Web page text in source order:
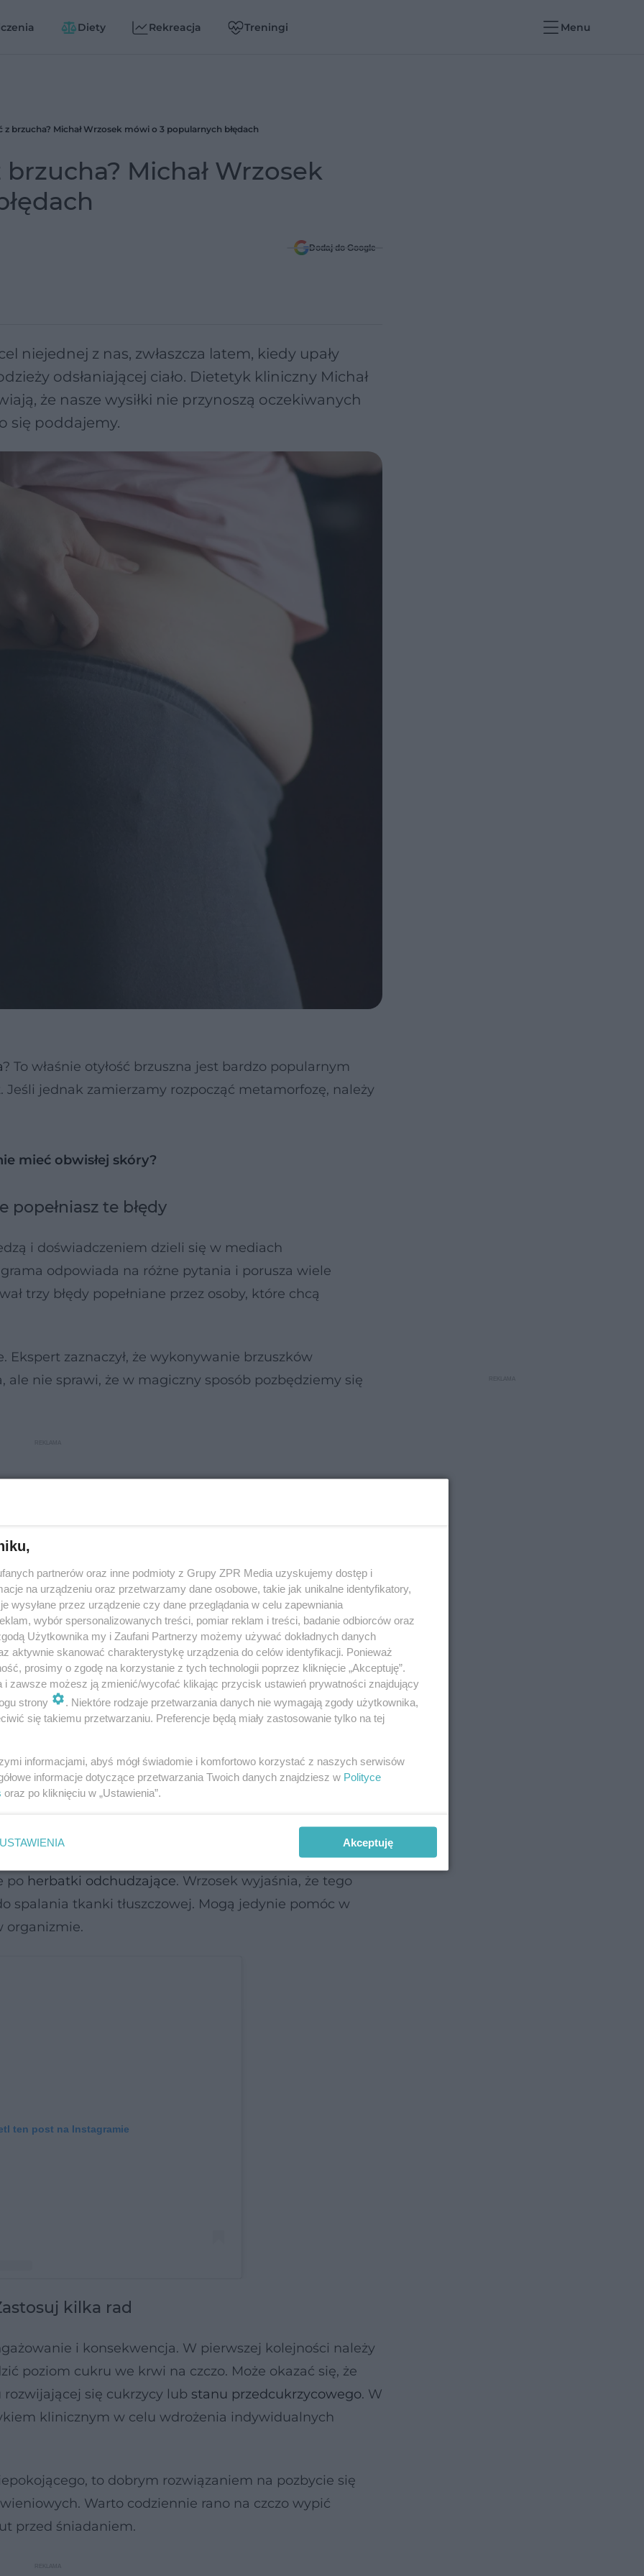
Diety Rekreacja Treningi Menu
z brzucha? Michał Wrzosek mówi o 3 popularnych błędach
Michał Wrzosek
Dodaj do Google
niejednej z nas, zwłaszcza latem, kiedy upały
odsłaniającej ciało. Dietetyk kliniczny Michał
że nasze wysiłki nie przynoszą oczekiwanych
się poddajemy.
? To właśnie otyłość brzuszna jest bardzo popularnym
jednak zamierzamy rozpocząć metamorfozę, należy
mieć obwisłej skóry?
popełniasz te błędy
i doświadczeniem dzieli się w mediach
odpowiada na różne pytania i porusza wiele
trzy błędy popełniane przez osoby, które chcą
Ekspert zaznaczył, że wykonywanie brzuszków
nie sprawi, że w magiczny sposób pozbędziemy się
jest aktywność fizyczna typu cardio, czyli wysiłkowa.
choćby na bieżni, by spalić zbędne kalorie.
tylko że tracimy wodę. Pasy wibrujące może i
w tak minimalny sposób, że jedyna strata, jaką
po herbatki odchudzające. Wrzosek wyjaśnia, że tego
spalania tkanki tłuszczowej. Mogą jedynie pomóc w
organizmie.
ten post na Instagramie
dietetyki Michał Wrzosek (@michal_wrzosek)
kilka rad
i konsekwencja. W pierwszej kolejności należy
poziom cukru we krwi na czczo. Może okazać się, że
się cukrzycy lub stanu przedcukrzycowego. W
klinicznym w celu wdrożenia indywidualnych
to dobrym rozwiązaniem na pozbycie się
Warto codziennie rano na czczo wypić
przed śniadaniem.
partnerów oraz inne podmioty z Grupy ZPR Media uzyskujemy dostęp i
na urządzeniu oraz przetwarzamy dane osobowe, takie jak unikalne identyfikatory,
wysyłane przez urządzenie czy dane przeglądania w celu zapewniania
wybór spersonalizowanych treści, pomiar reklam i treści, badanie odbiorców oraz
Użytkownika my i Zaufani Partnerzy możemy używać dokładnych danych
aktywnie skanować charakterystykę urządzenia do celów identyfikacji. Ponieważ
prosimy o zgodę na korzystanie z tych technologii poprzez kliknięcie „Akceptuję”.
i zawsze możesz ją zmienić/wycofać klikając przycisk ustawień prywatności znajdujący
strony
. Niektóre rodzaje przetwarzania danych nie wymagają zgody użytkownika,
się takiemu przetwarzaniu. Preferencje będą miały zastosowanie tylko na tej
informacjami, abyś mógł świadomie i komfortowo korzystać z naszych serwisów
informacje dotyczące przetwarzania Twoich danych znajdziesz w Polityce
oraz po kliknięciu w „Ustawienia”.
USTAWIENIA Akceptuję